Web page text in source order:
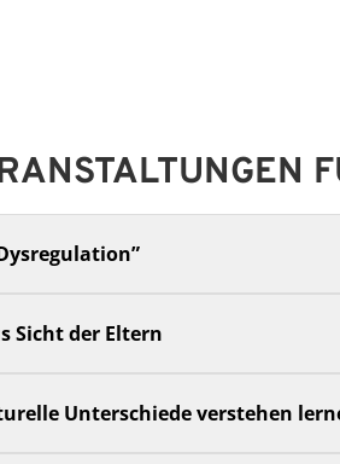
Sicht der Eltern
Unterschiede verstehen